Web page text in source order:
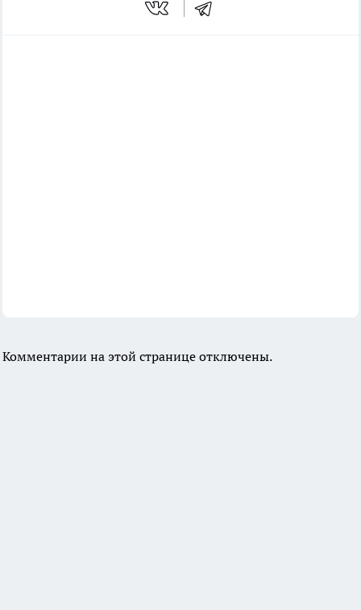
Комментарии на этой странице отключены.